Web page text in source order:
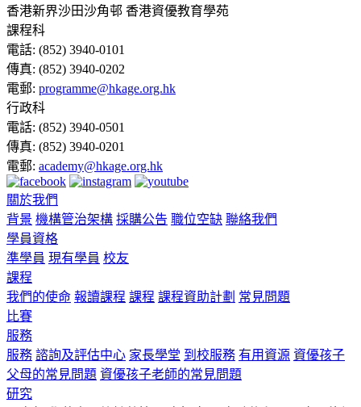
香港新界沙田沙角邨 香港資優教育學苑
課程科
電話: (852) 3940-0101
傳真: (852) 3940-0202
電郵: programme@hkage.org.hk
行政科
電話: (852) 3940-0501
傳真: (852) 3940-0201
電郵: academy@hkage.org.hk
關於我們
背景 機構管治架構 採購公告 職位空缺 聯絡我們
學員資格
準學員 現有學員 校友
課程
我們的使命 報讀課程 課程 課程資助計劃 常見問題
比賽
服務
服務 諮詢及評估中心 家長學堂 到校服務 有用資源 資優孩子
父母的常見問題 資優孩子老師的常見問題
研究